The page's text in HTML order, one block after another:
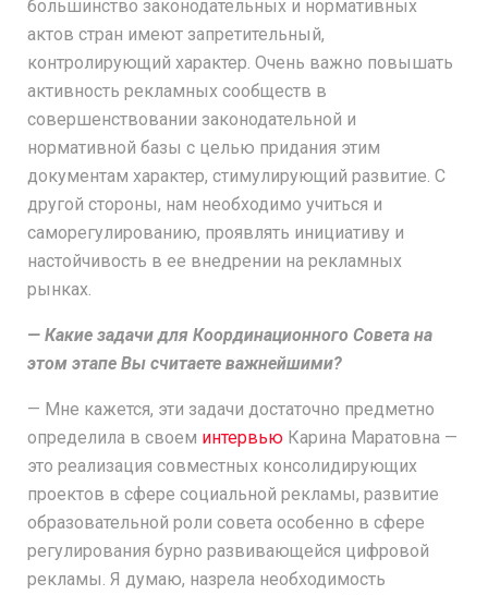
большинство законодательных и нормативных
актов стран имеют запретительный,
контролирующий характер. Очень важно повышать
активность рекламных сообществ в
совершенствовании законодательной и
нормативной базы с целью придания этим
документам характер, стимулирующий развитие. С
другой стороны, нам необходимо учиться и
саморегулированию, проявлять инициативу и
настойчивость в ее внедрении на рекламных
рынках.
— Какие задачи для Координационного Совета на
этом этапе Вы считаете важнейшими?
— Мне кажется, эти задачи достаточно предметно
определила в своем интервью Карина Маратовна —
это реализация совместных консолидирующих
проектов в сфере социальной рекламы, развитие
образовательной роли совета особенно в сфере
регулирования бурно развивающейся цифровой
рекламы. Я думаю, назрела необходимость